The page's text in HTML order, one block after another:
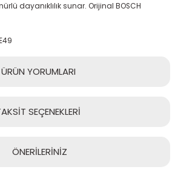
dayanıklılık sunar. Orijinal BOSCH
ÜRÜN YORUMLARI
SEÇENEKLERİ
ÖNERİLERİNİZ